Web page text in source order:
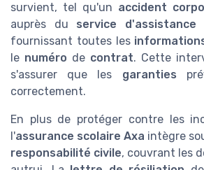
survient, tel qu'un accident
auprès du service d'assistance
fournissant toutes les
le numéro de contrat. Cette
s'assurer que les garanties
correctement.
En plus de protéger contre les
l'assurance scolaire Axa intègre
responsabilité civile, couvrant les